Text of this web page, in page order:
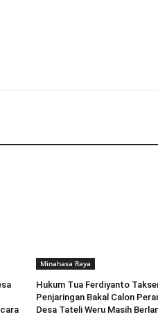
Minahasa Raya
Hukum Tua Ferdiyanto
Penjaringan Bakal Calon
Desa Tateli Weru Masih